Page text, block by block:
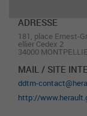
ADRESSE
181, place Ernest-
ellier Cedex 2
34000
MAIL / SITE
ddtm-
http://